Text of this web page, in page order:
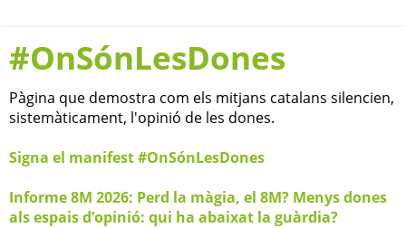
#OnSónLesDones
Pàgina que demostra com els mitjans catalans silencien,
sistemàticament, l'opinió de les dones.
Signa el manifest #OnSónLesDones
Informe 8M 2026: Perd la màgia, el 8M? Menys dones
als espais d’opinió: qui ha abaixat la guàrdia?